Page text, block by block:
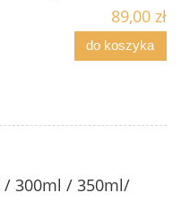
89,00 zł
do koszyka
/ 300ml / 350ml/